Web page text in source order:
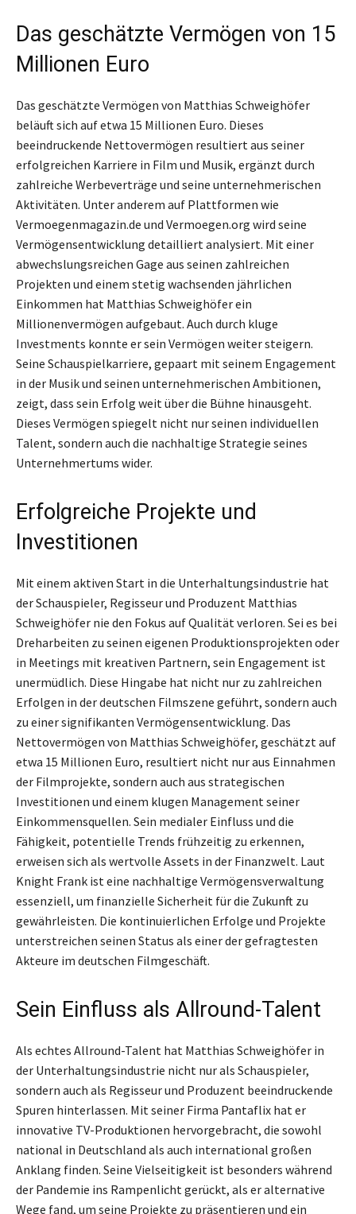
Das geschätzte Vermögen von 15
Millionen Euro
Das geschätzte Vermögen von Matthias Schweighöfer
beläuft sich auf etwa 15 Millionen Euro. Dieses
beeindruckende Nettovermögen resultiert aus seiner
erfolgreichen Karriere in Film und Musik, ergänzt durch
zahlreiche Werbeverträge und seine unternehmerischen
Aktivitäten. Unter anderem auf Plattformen wie
Vermoegenmagazin.de und Vermoegen.org wird seine
Vermögensentwicklung detailliert analysiert. Mit einer
abwechslungsreichen Gage aus seinen zahlreichen
Projekten und einem stetig wachsenden jährlichen
Einkommen hat Matthias Schweighöfer ein
Millionenvermögen aufgebaut. Auch durch kluge
Investments konnte er sein Vermögen weiter steigern.
Seine Schauspielkarriere, gepaart mit seinem Engagement
in der Musik und seinen unternehmerischen Ambitionen,
zeigt, dass sein Erfolg weit über die Bühne hinausgeht.
Dieses Vermögen spiegelt nicht nur seinen individuellen
Talent, sondern auch die nachhaltige Strategie seines
Unternehmertums wider.
Erfolgreiche Projekte und
Investitionen
Mit einem aktiven Start in die Unterhaltungsindustrie hat
der Schauspieler, Regisseur und Produzent Matthias
Schweighöfer nie den Fokus auf Qualität verloren. Sei es bei
Dreharbeiten zu seinen eigenen Produktionsprojekten oder
in Meetings mit kreativen Partnern, sein Engagement ist
unermüdlich. Diese Hingabe hat nicht nur zu zahlreichen
Erfolgen in der deutschen Filmszene geführt, sondern auch
zu einer signifikanten Vermögensentwicklung. Das
Nettovermögen von Matthias Schweighöfer, geschätzt auf
etwa 15 Millionen Euro, resultiert nicht nur aus Einnahmen
der Filmprojekte, sondern auch aus strategischen
Investitionen und einem klugen Management seiner
Einkommensquellen. Sein medialer Einfluss und die
Fähigkeit, potentielle Trends frühzeitig zu erkennen,
erweisen sich als wertvolle Assets in der Finanzwelt. Laut
Knight Frank ist eine nachhaltige Vermögensverwaltung
essenziell, um finanzielle Sicherheit für die Zukunft zu
gewährleisten. Die kontinuierlichen Erfolge und Projekte
unterstreichen seinen Status als einer der gefragtesten
Akteure im deutschen Filmgeschäft.
Sein Einfluss als Allround-Talent
Als echtes Allround-Talent hat Matthias Schweighöfer in
der Unterhaltungsindustrie nicht nur als Schauspieler,
sondern auch als Regisseur und Produzent beeindruckende
Spuren hinterlassen. Mit seiner Firma Pantaflix hat er
innovative TV-Produktionen hervorgebracht, die sowohl
national in Deutschland als auch international großen
Anklang finden. Seine Vielseitigkeit ist besonders während
der Pandemie ins Rampenlicht gerückt, als er alternative
Wege fand, um seine Projekte zu präsentieren und ein